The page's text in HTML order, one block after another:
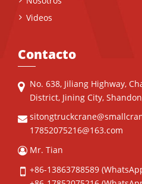
Videos
Contacto
No. 638, Jiliang Highway,
District, Jining City,
17852075216@163.com
Mr. Tian
+86-13863788589